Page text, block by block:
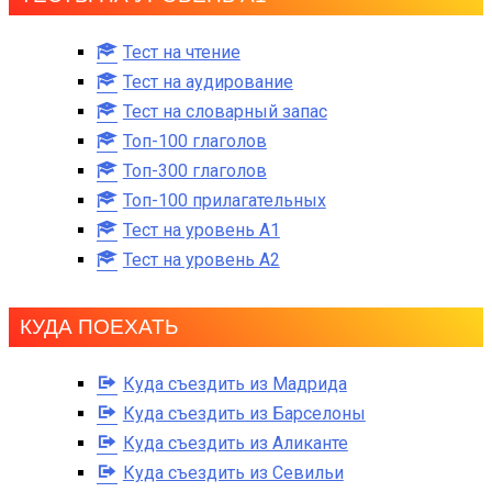
Тест на чтение
Тест на аудирование
Тест на словарный запас
Топ-100 глаголов
Топ-300 глаголов
Топ-100 прилагательных
Тест на уровень A1
Тест на уровень A2
КУДА ПОЕХАТЬ
Куда съездить из Мадрида
Куда съездить из Барселоны
Куда съездить из Аликанте
Куда съездить из Севильи